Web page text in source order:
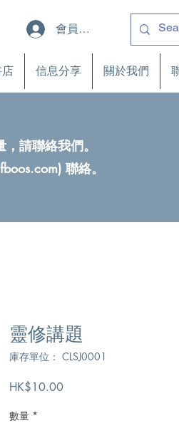
會員登入
信息分享 關於我們
請聯絡我們。
) 聯絡。
靈修講題
庫存單位： CLSJ0001
HK$10.00價
數量 *